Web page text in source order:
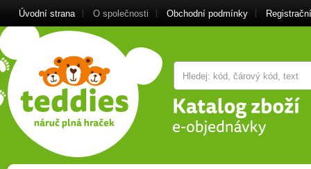
Úvodní strana O společnosti Obchodní podmínky